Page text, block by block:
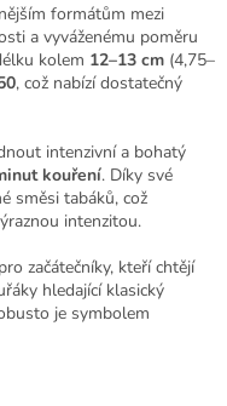
formátům mezi
a vyváženému poměru
kolem 12–13 cm (4,75–
, což nabízí dostatečný
intenzivní a bohatý
kouření. Díky své
směsi tabáků, což
intenzitou.
začátečníky, kteří chtějí
hledající klasický
je symbolem